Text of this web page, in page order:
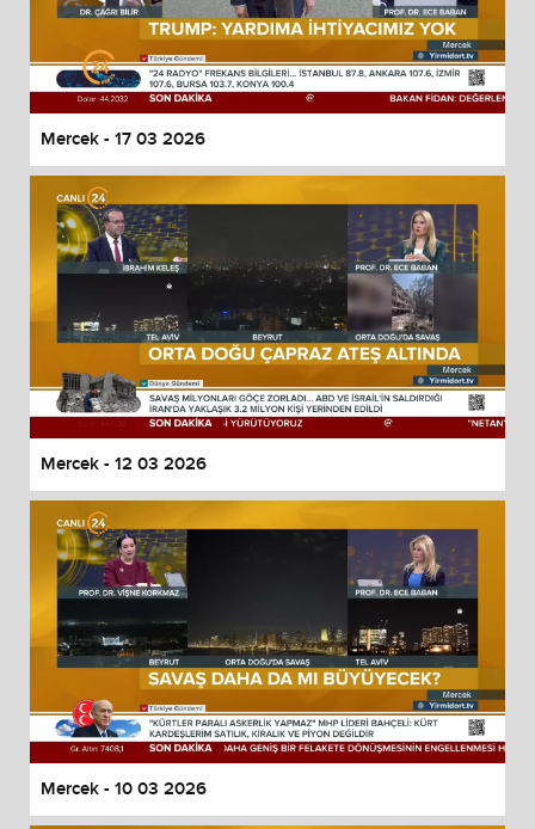
Mercek - 17 03 2026
Mercek - 12 03 2026
Mercek - 10 03 2026